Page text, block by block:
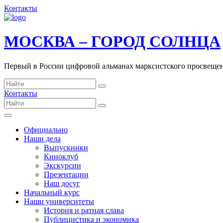
Контакты
МОСКВА – ГОРОД СОЛНЦА
Первый в России цифровой альманах марксистского
Контакты
Официально
Наши дела
Выпускники
Киноклуб
Экскурсии
Презентации
Наш досуг
Начальный курс
Наши университеты
История и ратная слава
Публицистика и экономика